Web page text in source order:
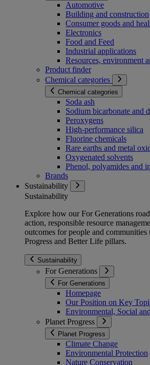
Automotive
Building and construction
Consumer goods and
Electronics
Food and Feed
Industrial applications
Resources, environment
Product finder
Chemical categories
Chemical categories
Soda ash
Sodium bicarbonate and
Peroxygens
High-performance silica
Fluorine chemicals
Rare earths and metal
Oxygenated solvents
Phenol, polyamides and
Brands
Sustainability
Sustainability
Explore how our For Generations
action, responsible resource
outcomes for people and communities
Progress and Better Life pillars.
Sustainability
For Generations
For Generations
Homepage
Our Position on Key
Environmental, Social
Planet Progress
Planet Progress
Climate Change
Environmental Protection
Nature Conservation